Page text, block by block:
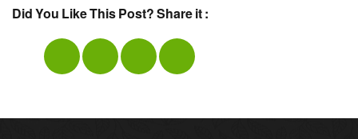
Did You Like This Post? Share it :